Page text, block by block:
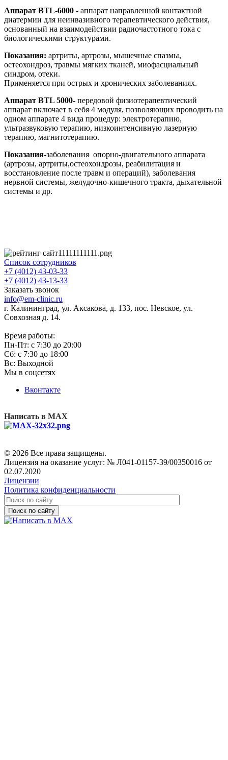
Аппарат BTL-6000 - аппарат направленной контактной
диатермии для неинвазивного терапевтического действия,
основанный на взаимодействии радиочастотного тока с
биологическими структурами.
Показания: артриты, артрозы, мышечные спазмы,
остеохондроз, травмы мягких тканей, миофасциальный
синдром, отеки.
Применяется при острых и хронических заболеваниях.
Аппарат BTL 5000- передовой физиотерапевтический
аппарат включает в себя 4 модуля, позволяющих проводить на
одном аппарате 4 вида процедур: электротерапию,
ультразвуковую терапию, низкоинтенсивную лазерную
терапию, магнитотерапию.
Показания-заболевания опорно-двигательного аппарата
(артрозы, артриты,остеохондрозы, реабилитация и
восстановление после травм и операций), заболевания
нервной системы, желудочно-кишечного тракта, дыхательной
системы и др.
Список сотрудников
+7 (4012) 43-03-33
+7 (4012) 43-13-33
Заказать звонок
info@em-clinic.ru
г. Калининград, ул. Аксакова, д. 133, пос. Невское, ул.
Совхозная д. 14.
Время работы:
Пн-Пт: с 7:30 до 20:00
Сб: с 7:30 до 18:00
Вс: Выходной
Мы в соцсетях
Вконтакте
Написать в MAX
© 2026 Все права защищены.
Лицензия на оказание услуг: № Л041-01157-39/00350016 от
02.07.2020
Лицензии
Политика конфиденциальности
Поиск по сайту